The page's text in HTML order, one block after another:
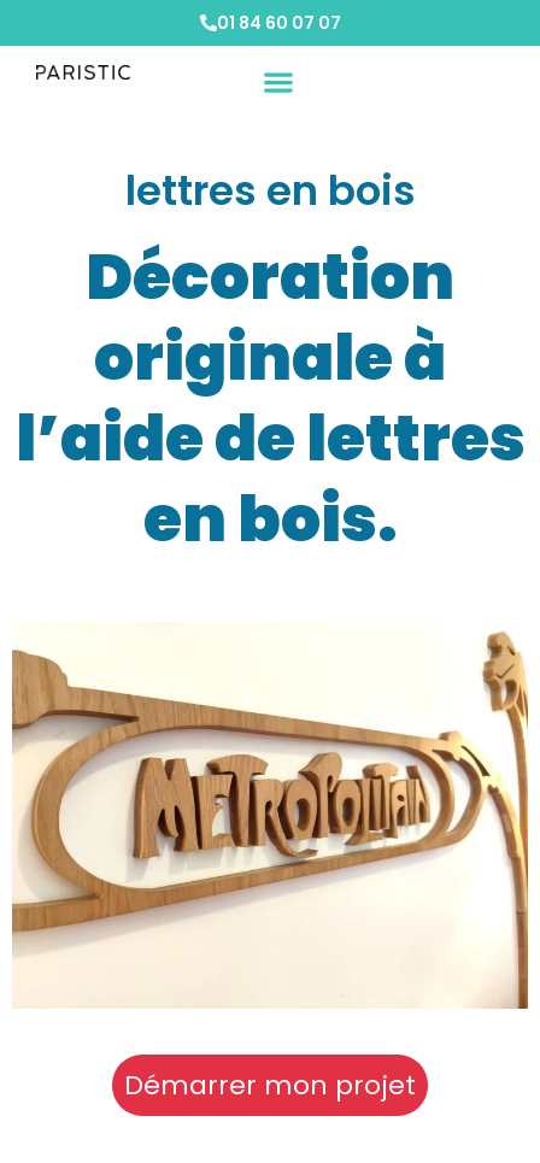
01 84 60 07 07
lettres en bois
Décoration
originale à
l’aide de lettres
en bois.
Démarrer mon projet